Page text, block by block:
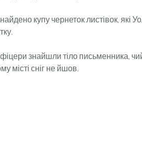
купу чернеток листівок, які
знайшли тіло письменника,
місті сніг не йшов.